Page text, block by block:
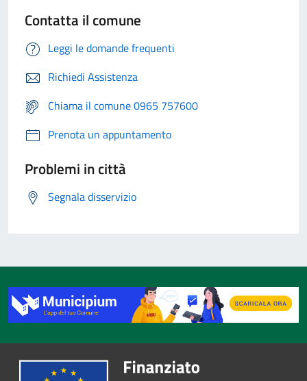
Contatta il comune
Leggi le domande frequenti
Richiedi Assistenza
Chiama il comune 0965 757600
Prenota un appuntamento
Problemi in città
Segnala disservizio